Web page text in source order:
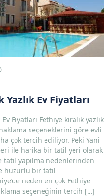
Yazlık Ev Fiyatları
Ev Fiyatları Fethiye kiralık yazlık
seçeneklerini göre evli
çok tercih ediliyor. Peki Yani
ile harika bir tatil yeri olarak
tatil yapılma nedenlerinden
huzurlu bir tatil
neden en çok Fethiye
seçeneğinin tercih […]